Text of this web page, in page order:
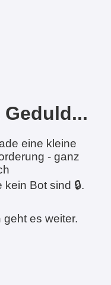
eine kleine
- ganz
Bot sind 🔒.
geht es weiter.